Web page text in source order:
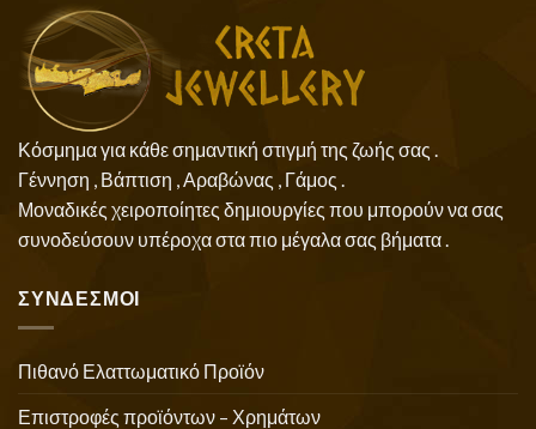
Κόσμημα για κάθε σημαντική στιγμή της ζωής σας .
Γέννηση , Βάπτιση , Αραβώνας , Γάμος .
Μοναδικές χειροποίητες δημιουργίες που μπορούν να σας
συνοδεύσουν υπέροχα στα πιο μέγαλα σας βήματα .
ΣΥΝΔΕΣΜΟΙ
Πιθανό Ελαττωματικό Προϊόν
Επιστροφές προϊόντων – Χρημάτων